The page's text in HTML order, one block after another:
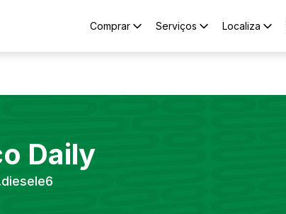
Comprar Serviços Localiza
Daily